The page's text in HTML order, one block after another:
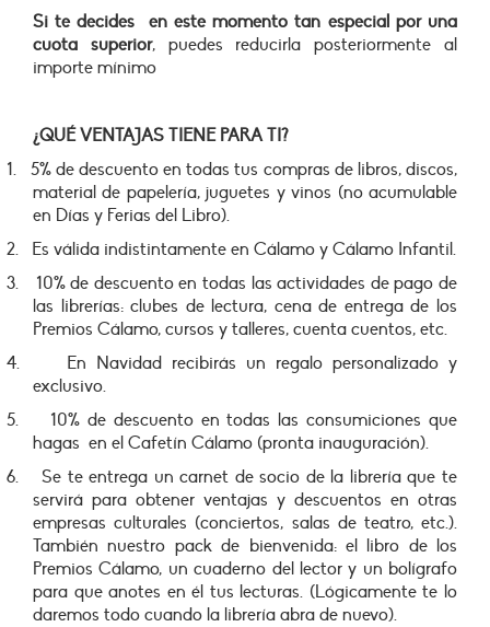
Si te decides en este momento tan especial por una
cuota superior, puedes reducirla posteriormente al
importe mínimo
¿QUÉ VENTAJAS TIENE PARA TI?
1.
5% de descuento en todas tus compras de libros, discos,
material de papelería, juguetes y vinos (no acumulable
en Días y Ferias del Libro).
2.
Es válida indistintamente en Cálamo y Cálamo Infantil.
3.
10% de descuento en todas las actividades de pago de
las librerías: clubes de lectura, cena de entrega de los
Premios Cálamo, cursos y talleres, cuenta cuentos, etc.
4.
En Navidad recibirás un regalo personalizado y
exclusivo.
5.
10% de descuento en todas las consumiciones que
hagas en el Cafetín Cálamo (pronta inauguración).
6.
Se te entrega un carnet de socio de la librería que te
servirá para obtener ventajas y descuentos en otras
empresas culturales (conciertos, salas de teatro, etc.).
También nuestro pack de bienvenida: el libro de los
Premios Cálamo, un cuaderno del lector y un bolígrafo
para que anotes en él tus lecturas. (Lógicamente te lo
daremos todo cuando la librería abra de nuevo).